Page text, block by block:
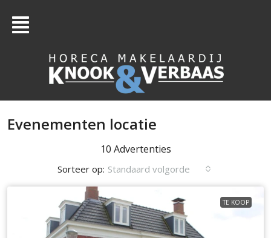
Evenementen locatie
10 Advertenties
Sorteer op: Standaard volgorde
TE KOOP